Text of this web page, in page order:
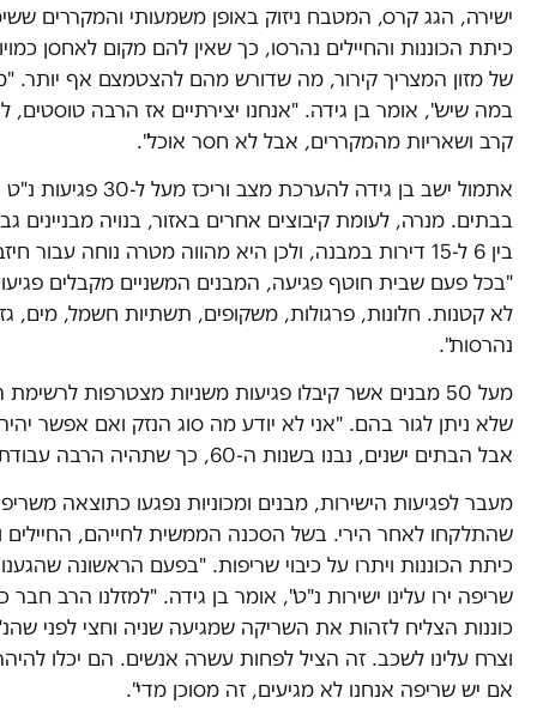
ישירה, הגג קרס, המטבח ניזוק באופן משמעותי והמקררים
כיתת הכוננות והחיילים נהרסו, כך שאין להם מקום לאחסן
של מזון המצריך קירור, מה שדורש מהם להצטמצם אף יותר.
במה שיש", אומר בן גידה. "אנחנו יצירתיים אז הרבה טוסטים,
קרב ושאריות מהמקררים, אבל לא חסר אוכל".
אתמול ישב בן גידה להערכת מצב וריכז
בבתים. מנרה, לעומת קיבוצים אחרים באזור, בנויה מבניינים
בין 6 ל-15 דירות במבנה, ולכן היא מהווה מטרה נוחה עבור
"בכל פעם שבית חוטף פגיעה, המבנים המשניים מקבלים
לא קטנות. חלונות, פרגולות, משקופים, תשתיות חשמל, מים, גז
נהרסות".
מעל 50 מבנים אשר קיבלו פגיעות משניות מצטרפות
שלא ניתן לגור בהם. "אני לא יודע מה סוג הנזק ואם אפשר
אבל הבתים ישנים, נבנו בשנות ה-60, כך שתהיה הרבה עבודת שיקום".
מעבר לפגיעות הישירות, מבנים ומכוניות נפגעו כתוצאה
שהתלקחו לאחר הירי. בשל הסכנה הממשית לחייהם, החיילים
כיתת הכוננות ויתרו על כיבוי שריפות. "בפעם הראשונה
שריפה ירו עלינו ישירות נ"ט", אומר בן גידה. "למזלנו הרב חבר
כוננות הצליח לזהות את השריקה שמגיעה שניה וחצי לפני
וצרח עלינו לשכב. זה הציל לפחות עשרה אנשים. הם יכלו
אם יש שריפה אנחנו לא מגיעים, זה מסוכן מדי".